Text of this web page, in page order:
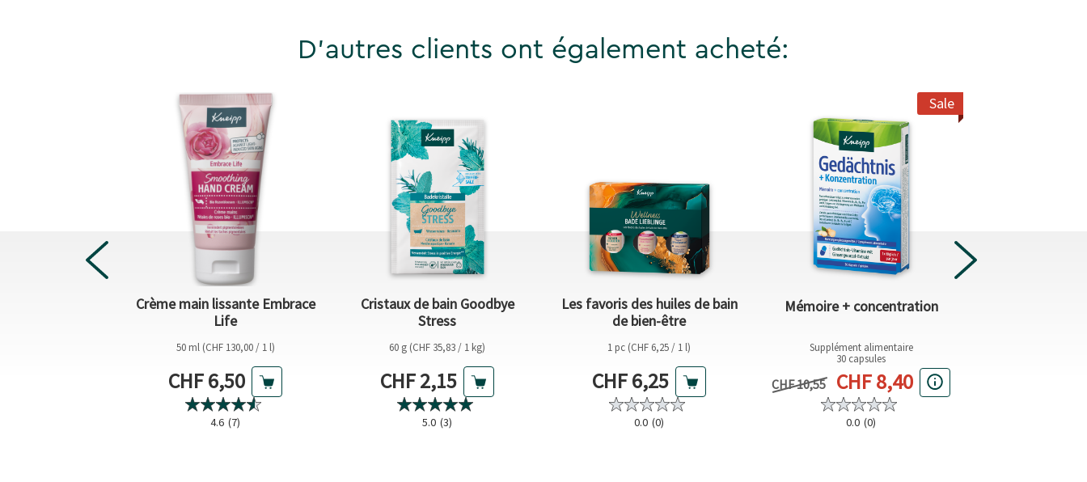
D'autres clients ont également acheté:
Crème main lissante Embrace
Life
50 ml (CHF 130,00 / 1 l)
Prix actuel
CHF 6,50
4.6 (7)
Cristaux de bain Goodbye
Stress
60 g (CHF 35,83 / 1 kg)
Prix actuel
CHF 2,15
5.0 (3)
Les favoris des huiles de bain
de bien-être
1 pc (CHF 6,25 / 1 l)
Prix actuel
CHF 6,25
0.0 (0)
Sale
Mémoire + concentration
Supplément alimentaire
30 capsules
Prix précédent
CHF 10,55 Prix actuel
CHF 8,40
0.0 (0)